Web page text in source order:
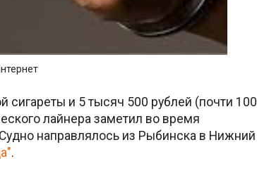
сигареты и 5 тысяч 500 рублей (почти 100
лайнера заметил во время
направлялось из Рыбинска в Нижний
.